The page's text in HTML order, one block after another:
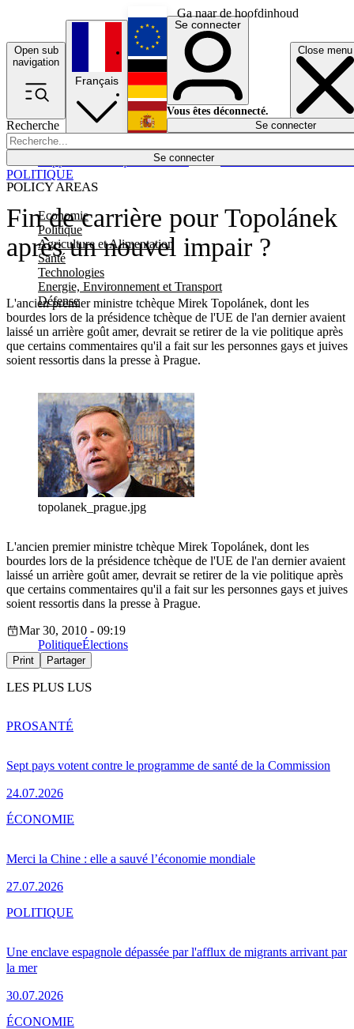
Ga naar de hoofdinhoud
Open sub
navigation
Close menu
Recherche
Se connecter
POLICY AREAS
Economie
Politique
Agriculture et Alimentation
Santé
Technologies
Energie, Environnement et Transport
Défense
Économie
Français
English
Deutsch
Español
Se connecter
Vous êtes déconnecté.
Se connecter
Fin de carrière pour Topolánek
après un nouvel impair ?
L'ancien premier ministre tchèque Mirek Topolánek, dont les
bourdes lors de la présidence tchèque de l'UE de l'an dernier avaient
laissé un arrière goût amer, devrait se retirer de la vie politique après
que certains commentaires qu'il a fait sur les personnes gays et juives
soient ressortis dans la presse à Prague.
POLITIQUE
topolanek_prague.jpg
L'ancien premier ministre tchèque Mirek Topolánek, dont les
bourdes lors de la présidence tchèque de l'UE de l'an dernier avaient
laissé un arrière goût amer, devrait se retirer de la vie politique après
que certains commentaires qu'il a fait sur les personnes gays et juives
soient ressortis dans la presse à Prague.
Mar 30, 2010 - 09:19
PolitiqueÉlections
Print Partager
LES PLUS LUS
Sept pays votent contre le programme de santé de la Commission
24.07.2026
PROSANTÉ
Merci la Chine : elle a sauvé l’économie mondiale
27.07.2026
ÉCONOMIE
Une enclave espagnole dépassée par l'afflux de migrants arrivant par
la mer
30.07.2026
POLITIQUE
ÉCONOMIE